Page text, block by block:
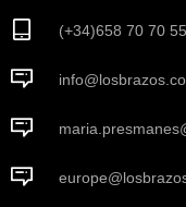
(+34)658 70 70 55